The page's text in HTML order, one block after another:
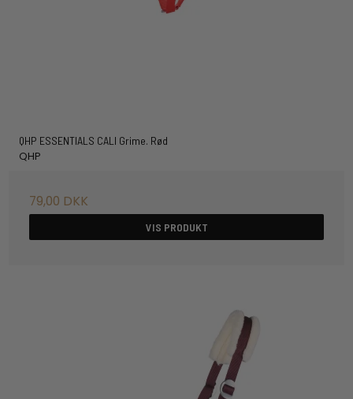
QHP ESSENTIALS CALI Grime. Rød
QHP
79,00 DKK
VIS PRODUKT